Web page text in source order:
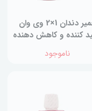
خمیر دندان 1×2 وی وان
کننده و کاهش دهنده
بوی بد دهان 100 گرم
ناموجود